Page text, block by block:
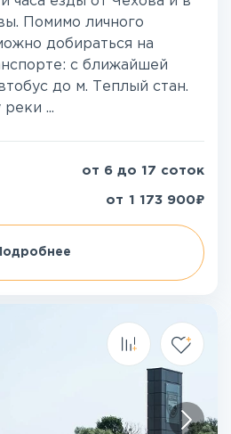
Помимо личного
добираться на
с ближайшей
до м. Теплый стан.
реки ...
от 6 до 17 соток
от 1 173 900₽